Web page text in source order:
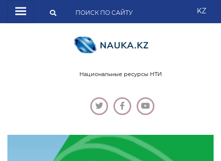
KZ
Национальные ресурсы НТИ